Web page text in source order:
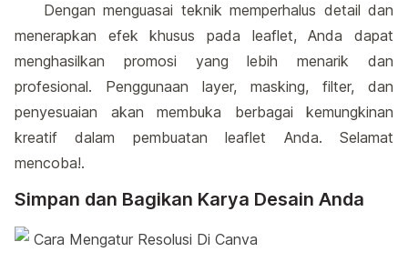
Dengan menguasai teknik memperhalus detail dan
menerapkan efek khusus pada leaflet, Anda dapat
menghasilkan promosi yang lebih menarik dan
profesional. Penggunaan layer, masking, filter, dan
penyesuaian akan membuka berbagai kemungkinan
kreatif dalam pembuatan leaflet Anda. Selamat
mencoba!.
Simpan dan Bagikan Karya Desain Anda